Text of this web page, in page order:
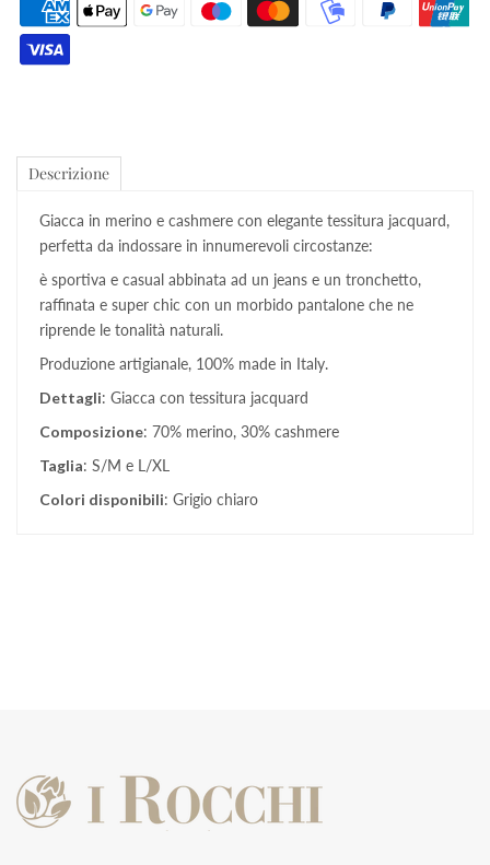
Descrizione
Giacca in merino e cashmere con elegante tessitura jacquard,
perfetta da indossare in innumerevoli circostanze:
è sportiva e casual abbinata ad un jeans e un tronchetto,
raffinata e super chic con un morbido pantalone che ne
riprende le tonalità naturali.
Produzione artigianale, 100% made in Italy.
Dettagli: Giacca con tessitura jacquard
Composizione: 70% merino, 30% cashmere
Taglia: S/M e L/XL
Colori disponibili: Grigio chiaro